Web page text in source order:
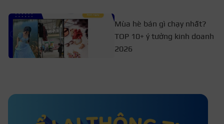
Mùa hè bán gì chạy nhất?
TOP 10+ ý tưởng kinh doanh
2026